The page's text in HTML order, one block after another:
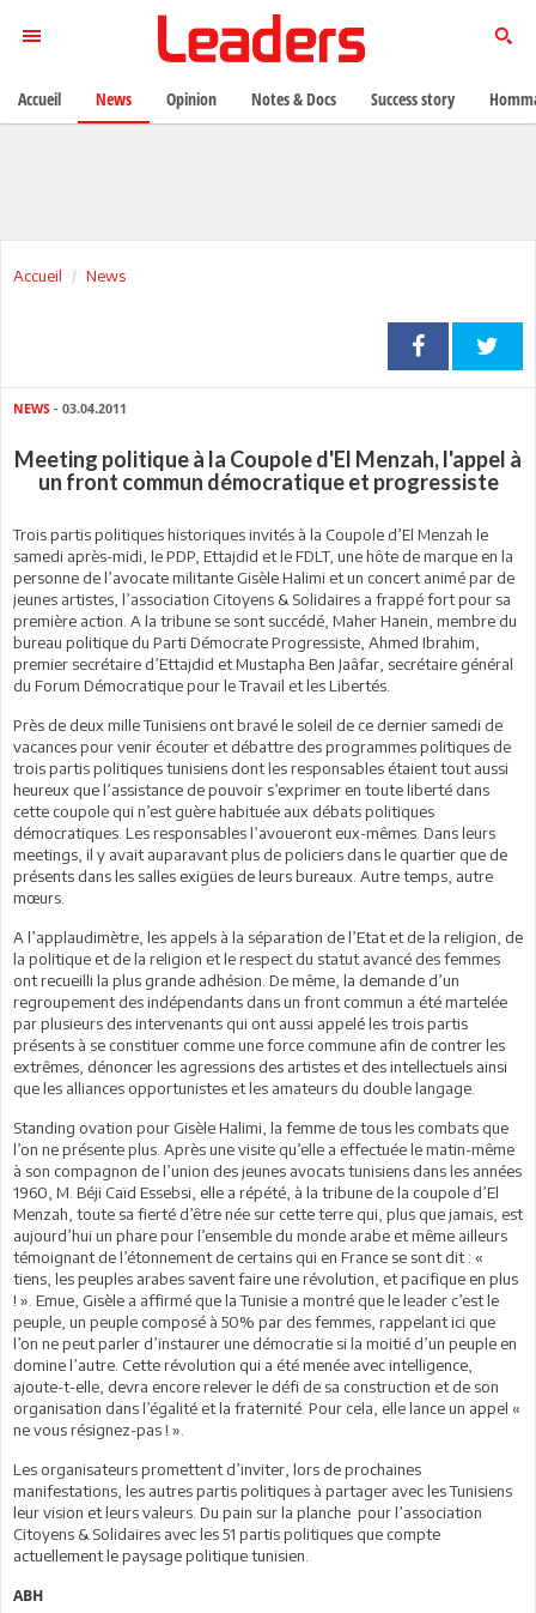
Accueil News
NEWS - 03.04.2011
Meeting politique à la Coupole d'El Menzah, l'appel à
un front commun démocratique et progressiste
Trois partis politiques historiques invités à la Coupole d’El Menzah le
samedi après-midi, le PDP, Ettajdid et le FDLT, une hôte de marque en la
personne de l’avocate militante Gisèle Halimi et un concert animé par de
jeunes artistes, l’association Citoyens & Solidaires a frappé fort pour sa
première action. A la tribune se sont succédé, Maher Hanein, membre du
bureau politique du Parti Démocrate Progressiste, Ahmed Ibrahim,
premier secrétaire d’Ettajdid et Mustapha Ben Jaâfar, secrétaire général
du Forum Démocratique pour le Travail et les Libertés.
Près de deux mille Tunisiens ont bravé le soleil de ce dernier samedi de
vacances pour venir écouter et débattre des programmes politiques de
trois partis politiques tunisiens dont les responsables étaient tout aussi
heureux que l’assistance de pouvoir s’exprimer en toute liberté dans
cette coupole qui n’est guère habituée aux débats politiques
démocratiques. Les responsables l’avoueront eux-mêmes. Dans leurs
meetings, il y avait auparavant plus de policiers dans le quartier que de
présents dans les salles exigües de leurs bureaux. Autre temps, autre
mœurs.
A l’applaudimètre, les appels à la séparation de l’Etat et de la religion, de
la politique et de la religion et le respect du statut avancé des femmes
ont recueilli la plus grande adhésion. De même, la demande d’un
regroupement des indépendants dans un front commun a été martelée
par plusieurs des intervenants qui ont aussi appelé les trois partis
présents à se constituer comme une force commune afin de contrer les
extrêmes, dénoncer les agressions des artistes et des intellectuels ainsi
que les alliances opportunistes et les amateurs du double langage.
Standing ovation pour Gisèle Halimi, la femme de tous les combats que
l’on ne présente plus. Après une visite qu’elle a effectuée le matin-même
à son compagnon de l’union des jeunes avocats tunisiens dans les années
1960, M. Béji Caïd Essebsi, elle a répété, à la tribune de la coupole d’El
Menzah, toute sa fierté d’être née sur cette terre qui, plus que jamais, est
aujourd’hui un phare pour l’ensemble du monde arabe et même ailleurs
témoignant de l’étonnement de certains qui en France se sont dit : «
tiens, les peuples arabes savent faire une révolution, et pacifique en plus
! ». Emue, Gisèle a affirmé que la Tunisie a montré que le leader c’est le
peuple, un peuple composé à 50% par des femmes, rappelant ici que
l’on ne peut parler d’instaurer une démocratie si la moitié d’un peuple en
domine l’autre. Cette révolution qui a été menée avec intelligence,
ajoute-t-elle, devra encore relever le défi de sa construction et de son
organisation dans l’égalité et la fraternité. Pour cela, elle lance un appel «
ne vous résignez-pas ! ».
Les organisateurs promettent d’inviter, lors de prochaines
manifestations, les autres partis politiques à partager avec les Tunisiens
leur vision et leurs valeurs. Du pain sur la planche pour l’association
Citoyens & Solidaires avec les 51 partis politiques que compte
actuellement le paysage politique tunisien.
ABH
Accueil News Opinion Notes & Docs Success story